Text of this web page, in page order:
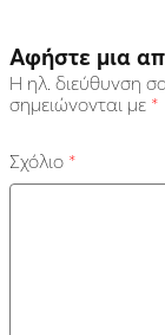
Αφήστε μια
Η ηλ. διεύθυνση
σημειώνονται με *
Σχόλιο *